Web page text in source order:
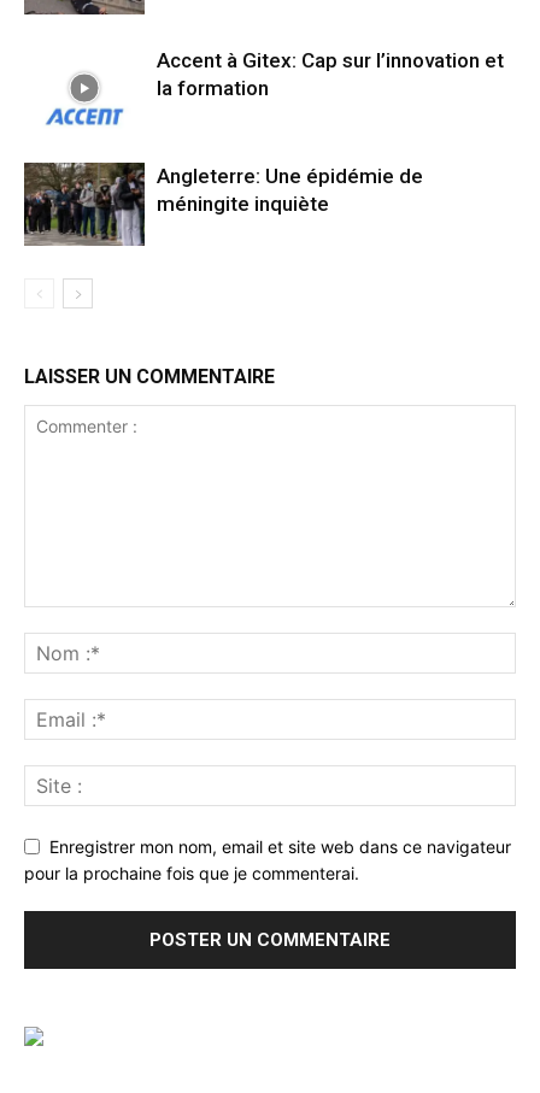
Accent à Gitex: Cap sur l’innovation et
la formation
Angleterre: Une épidémie de
méningite inquiète
LAISSER UN COMMENTAIRE
Enregistrer mon nom, email et site web dans ce navigateur
pour la prochaine fois que je commenterai.